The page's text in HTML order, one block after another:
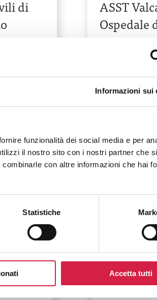
Informazioni sui
funzionalità dei social media e per
il nostro sito con i nostri partner che
con altre informazioni che hai
Statistiche
Accetta tutti
di
ASST
Ospedale
–
di
Lombardia-
ASST
Presidio
Saronno